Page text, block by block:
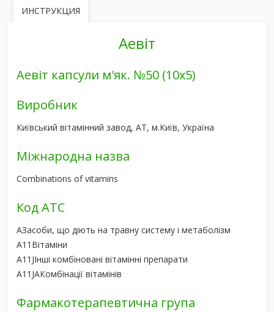
ИНСТРУКЦИЯ
Аевіт
Аевіт капсули м'як. №50 (10х5)
Виробник
Київський вітамінний завод, АТ, м.Київ, Україна
Міжнародна назва
Combinations of vitamins
Код АТС
AЗасоби, що діють на травну систему і метаболізм
A11 Вітаміни
A11JІнші комбіновані вітамінні препарати
A11JAКомбінації вітамінів
Фармакотерапевтична група